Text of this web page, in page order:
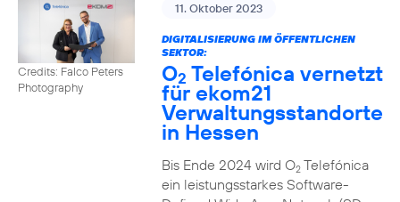
Credits: Falco Peters
Photography
11. Oktober 2023
DIGITALISIERUNG IM ÖFFENTLICHEN
SEKTOR:
O2 Telefónica vernetzt
für ekom21
Verwaltungsstandorte
in Hessen
Bis Ende 2024 wird O2Telefónica
ein leistungsstarkes Software-